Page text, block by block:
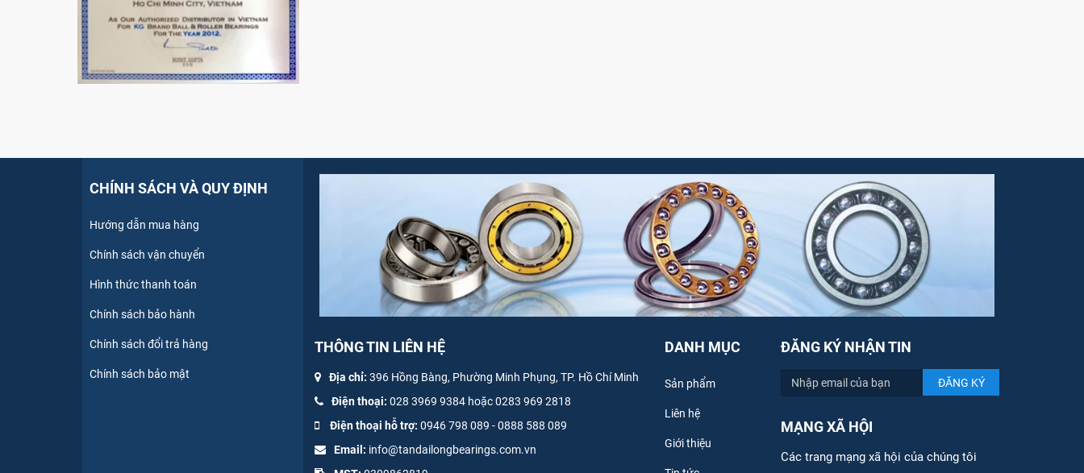
CHÍNH SÁCH VÀ QUY ĐỊNH
Hướng dẫn mua hàng
Chính sách vận chuyển
Hình thức thanh toán
Chính sách bảo hành
Chính sách đổi trả hàng
Chính sách bảo mật
THÔNG TIN LIÊN HỆ
Địa chỉ: 396 Hồng Bàng, Phường Minh Phụng, TP. Hồ Chí Minh
Điện thoại: 028 3969 9384 hoặc 0283 969 2818
Điện thoại hỗ trợ: 0946 798 089 -0888 588 089
Email: info@tandailongbearings.com.vn
DANH MỤC
Sản phẩm
Liên hệ
Giới thiệu
ĐĂNG KÝ NHẬN TIN
MẠNG XÃ HỘI
Các trang mạng xã hội của chúng tôi